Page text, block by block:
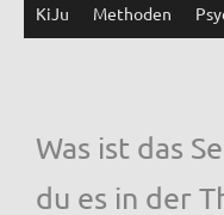
KiJu Methoden
Was ist das
du es in der